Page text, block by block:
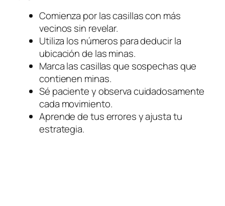
Comienza por las casillas con más
vecinos sin revelar.
Utiliza los números para deducir la
ubicación de las minas.
Marca las casillas que sospechas que
contienen minas.
Sé paciente y observa cuidadosamente
cada movimiento.
Aprende de tus errores y ajusta tu
estrategia.